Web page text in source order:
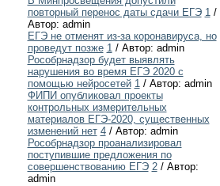
повторный перенос даты сдачи ЕГЭ 1/
Автор: admin
ЕГЭ не отменят из-за коронавируса, но
проведут позже 1/ Автор: admin
Рособрнадзор будет выявлять
нарушения во время ЕГЭ 2020 с
помощью нейросетей 1/ Автор: admin
ФИПИ опубликовал проекты
контрольных измерительных
материалов ЕГЭ-2020, существенных
изменений нет 4/ Автор: admin
Рособрнадзор проанализировал
поступившие предложения по
совершенствованию ЕГЭ 2/ Автор:
admin